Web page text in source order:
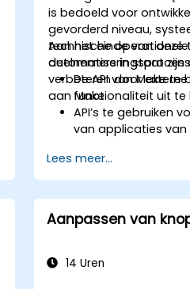
is bedoeld voor
gevorderd niveau,
technische
verbeteren door externe
aan Make.
Aan het einde van deze
deelnemers in staat zijn
De API van Make te
functionaliteit uit te
API’s te gebruiken
van applicaties van
voor applicaties
Geavanceerde
passen met behulp
Lees meer...
Aanpassen van
14 Uren